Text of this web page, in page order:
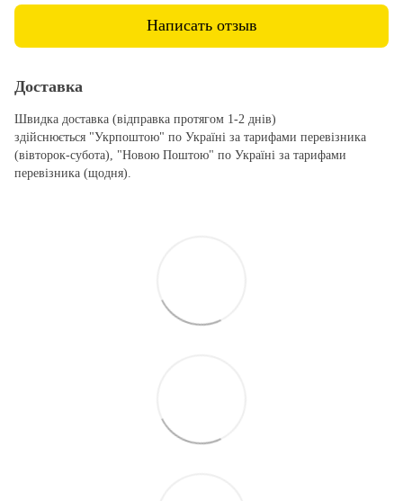
Написать отзыв
Доставка
Швидка доставка (відправка протягом 1-2 днів)
здійснюється "Укрпоштою" по Україні за тарифами перевізника
(вівторок-субота), "Новою Поштою" по Україні за тарифами
перевізника (щодня).